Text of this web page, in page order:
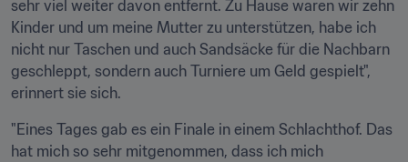
sehr viel weiter davon entfernt. Zu Hause waren wir zehn
Kinder und um meine Mutter zu unterstützen, habe ich
nicht nur Taschen und auch Sandsäcke für die Nachbarn
geschleppt, sondern auch Turniere um Geld gespielt",
erinnert sie sich.
"Eines Tages gab es ein Finale in einem Schlachthof. Das
hat mich so sehr mitgenommen, dass ich mich